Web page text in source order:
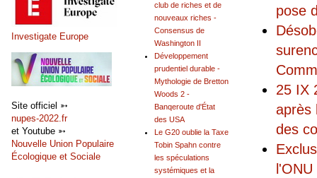
pose
25 IX
après
des
club de riches et de
nouveaux riches -
Consensus de
Washington II
Développement
prudentiel durable -
Mythologie de Bretton
Woods 2 -
Banqeroute d'État
des USA
Le G20 oublie la Taxe
Tobin Spahn contre
les spéculations
systémiques et la
Investigate Europe
Site officiel ➳
nupes-2022.fr
et Youtube ➳
Nouvelle Union Populaire
Écologique et Sociale